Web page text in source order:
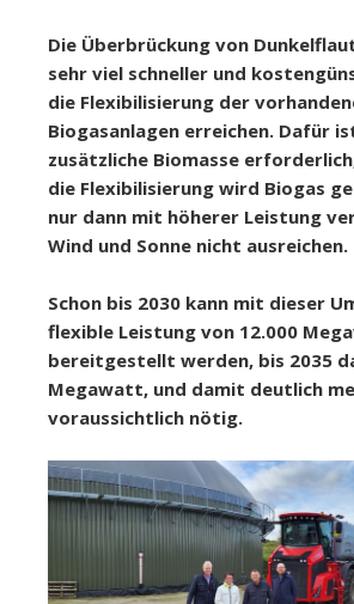
Die Überbrückung von
sehr viel schneller und
die Flexibilisierung der
Biogasanlagen erreichen. Dafür
zusätzliche Biomasse
die Flexibilisierung wird Biogas
nur dann mit höherer Leistung
Wind und Sonne nicht ausreichen.
Schon bis 2030 kann mit dieser
flexible Leistung von 12.000
bereitgestellt werden, bis 2035
Megawatt, und damit deutlich
voraussichtlich nötig.